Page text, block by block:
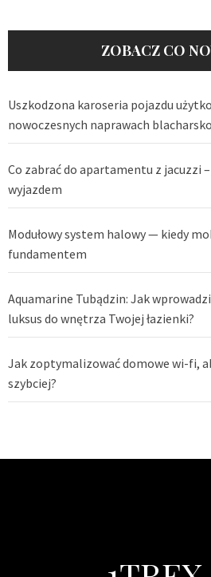
ZOBACZ CO
Uszkodzona karoseria pojazdu
nowoczesnych naprawach
Co zabrać do apartamentu z jacuzzi
wyjazdem
Modułowy system halowy — kiedy
fundamentem
Aquamarine Tubądzin: Jak
luksus do wnętrza Twojej łazienki?
Jak zoptymalizować domowe wi-fi,
szybciej?